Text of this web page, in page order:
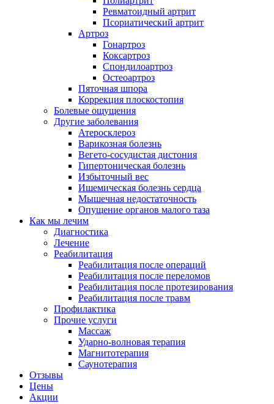
Ревматоидный артрит
Псориатический артрит
Артроз
Гонартроз
Коксартроз
Спондилоартроз
Остеоартроз
Пяточная шпора
Коррекция плоскостопия
Болевые ощущения
Другие заболевания
Атеросклероз
Варикозная болезнь
Вегето-сосудистая дистония
Гипертоническая болезнь
Избыточный вес
Ишемическая болезнь сердца
Мышечная недостаточность
Опущение органов малого таза
Как мы лечим
Диагностика
Лечение
Реабилитация
Реабилитация после операций
Реабилитация после переломов
Реабилитация после протезирования
Реабилитация после травм
Профилактика
Прочие услуги
Массаж
Ударно-волновая терапия
Магнитотерапия
Саунотерапия
Отзывы
Цены
Акции